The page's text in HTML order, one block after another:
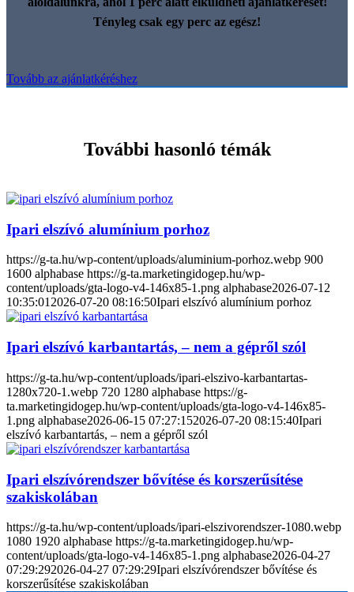
Tényleg csak egy perc az egész!
Tovább az ajánlatkéréshez
További hasonló témák
Ipari elszívó alumínium porhoz
https://g-ta.hu/wp-content/uploads/aluminium-porhoz.webp 900
1600 alphabase https://g-ta.marketingidogep.hu/wp-
content/uploads/gta-logo-v4-146x85-1.png alphabase2026-07-12
10:35:01 2026-07-20 08:16:50Ipari elszívó alumínium porhoz
Ipari elszívó karbantartás, – nem a gépről szól
https://g-ta.hu/wp-content/uploads/ipari-elszivo-karbantartas-
1280x720-1.webp 720 1280 alphabase https://g-
ta.marketingidogep.hu/wp-content/uploads/gta-logo-v4-146x85-
1.png alphabase2026-06-15 07:27:152026-07-20 08:15:40Ipari
elszívó karbantartás, – nem a gépről szól
Ipari elszívórendszer bővítése és korszerűsítése
szakiskolában
https://g-ta.hu/wp-content/uploads/ipari-elszivorendszer-1080.webp
1080 1920 alphabase https://g-ta.marketingidogep.hu/wp-
content/uploads/gta-logo-v4-146x85-1.png alphabase2026-04-27
07:29:292026-04-27 07:29:29Ipari elszívórendszer bővítése és
korszerűsítése szakiskolában